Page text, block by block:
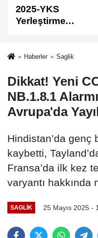
2025-YKS
Yerleştirme
Sonuçlar
Açıldı
Haberler Saglik
Dikkat! Yeni
NB.1.8.1
Avrupa'da
Hindistan’da genç
kaybetti,
Fransa’da ilk kez
varyantı hakkında
SAGLIK 25 Mayıs 2025 -